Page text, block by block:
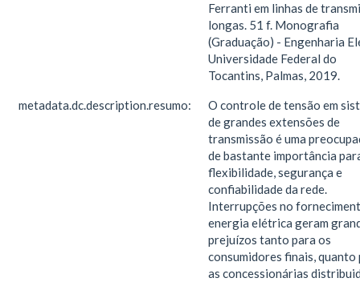
Ferranti em linhas de
longas. 51 f. Monografia
(Graduação) - Engenharia
Universidade Federal do
Tocantins, Palmas, 2019.
metadata.dc.description.resumo:
O controle de tensão em
de grandes extensões de
transmissão é uma
de bastante importância
flexibilidade, segurança e
confiabilidade da rede.
Interrupções no
energia elétrica geram
prejuízos tanto para os
consumidores finais, quanto
as concessionárias